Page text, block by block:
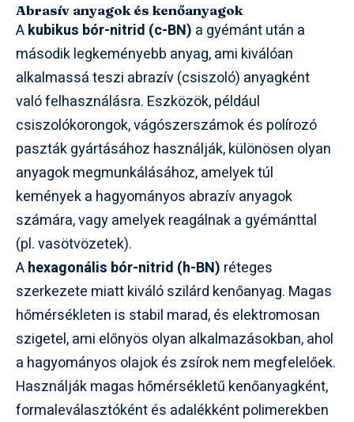
Abrasív anyagok és kenőanyagok
Akubikus bór-nitrid (c-BN) a gyémánt után a
második legkeményebb anyag, ami kiválóan
alkalmassá teszi abrazív (csiszoló) anyagként
való felhasználásra. Eszközök, például
csiszolókorongok, vágószerszámok és polírozó
paszták gyártásához használják, különösen olyan
anyagok megmunkálásához, amelyek túl
kemények a hagyományos abrazív anyagok
számára, vagy amelyek reagálnak a gyémánttal
(pl. vasötvözetek).
Ahexagonális bór-nitrid (h-BN) réteges
szerkezete miatt kiváló szilárd kenőanyag. Magas
hőmérsékleten is stabil marad, és elektromosan
szigetel, ami előnyös olyan alkalmazásokban, ahol
a hagyományos olajok és zsírok nem megfelelőek.
Használják magas hőmérsékletű kenőanyagként,
formaleválasztóként és adalékként polimerekben